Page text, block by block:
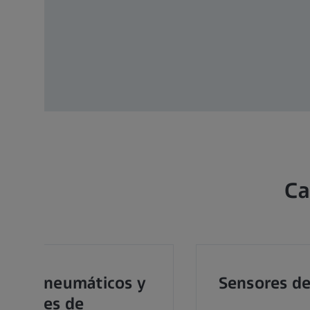
neumáticos y
de
Sensores